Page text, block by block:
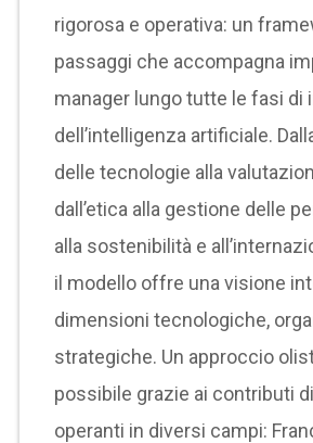
rigorosa e operativa: un
passaggi che accompagna
manager lungo tutte le fasi di
dell’intelligenza artificiale.
delle tecnologie alla
dall’etica alla gestione delle
alla sostenibilità e
il modello offre una visione
dimensioni tecnologiche,
strategiche. Un approccio
possibile grazie ai contributi
operanti in diversi campi: